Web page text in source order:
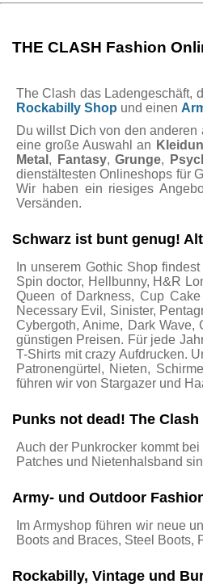
THE CLASH Fashion
The Clash das Ladengeschäft,
Rockabilly Shop und einen
Du willst Dich von den
eine große Auswahl an
Metal , Fantasy,Grunge,
dienstältesten Onlineshops für
Wir haben ein riesiges
Versänden.
Schwarz ist bunt genug!
In unserem Gothic Shop
Spin doctor, Hellbunny, H&R
Queen of Darkness, Cup
Necessary Evil, Sinister,
Cybergoth, Anime, Dark
günstigen Preisen. Für jede
T-Shirts mit crazy Aufdrucken.
Patronengürtel, Nieten,
führen wir von Stargazer und
Punks not dead! The
Auch der Punkrocker kommt
Patches und Nietenhalsband
Army- und Outdoor
Im Armyshop führen wir neue
Boots and Braces, Steel Boots,
Rockabilly, Vintage und